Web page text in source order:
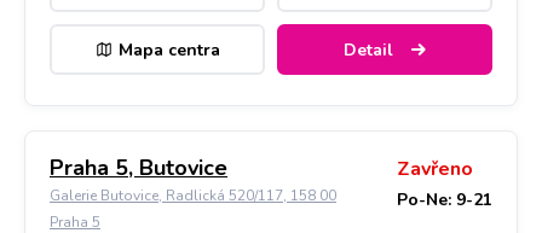
Mapa centra Detail
Praha 5, Butovice
Galerie Butovice, Radlická 520/117, 158 00
Praha 5
Zavřeno
Po-Ne: 9-21